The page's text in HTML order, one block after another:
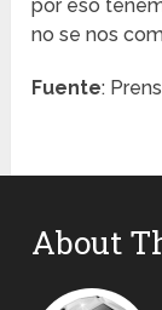
por eso
no se nos
Fuente:
About